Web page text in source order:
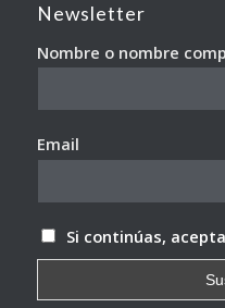
Newsletter
Nombre o nombre
Email
Si continúas,